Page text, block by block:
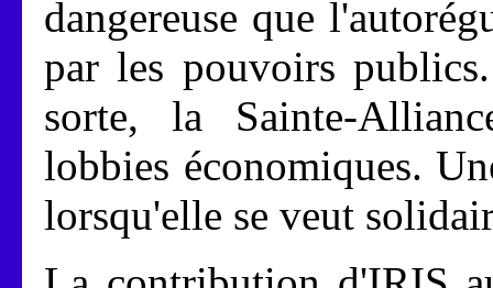
dangereuse que
par les pouvoirs
sorte, la Sainte-
lobbies économiques.
lorsqu'elle se veut